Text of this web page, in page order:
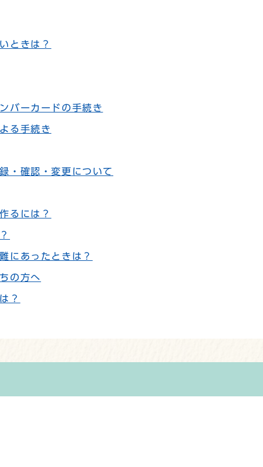
ときは？
バーカードの手続き
る手続き
・確認・変更について
るには？
にあったときは？
の方へ
？